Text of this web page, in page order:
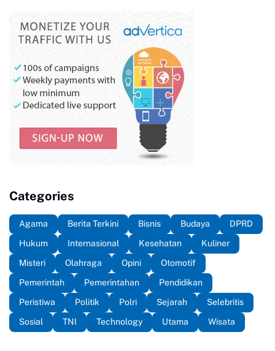
Categories
Agama Berita Terkini Bisnis Budaya
DPRD
Hukum
Internasional Kesehatan
Kuliner
Misteri
Olahraga Opini
Otomotif
Pemerintah
Pemerintahan
Pendidikan
Peristiwa
Politik Polri Sejarah
Selebritis
Sosial
TNI Technology Utama Wisata